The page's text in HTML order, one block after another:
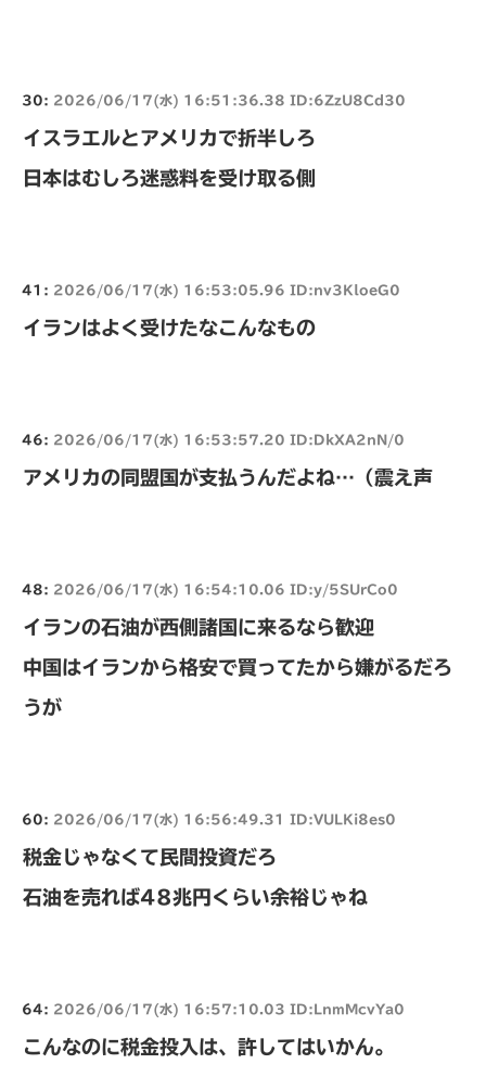
30: 2026/06/17(水) 16:51:36.38 ID:6ZzU8Cd30
イスラエルとアメリカで折半しろ
日本はむしろ迷惑料を受け取る側
41: 2026/06/17(水) 16:53:05.96 ID:nv3KloeG0
イランはよく受けたなこんなもの
46: 2026/06/17(水) 16:53:57.20 ID:DkXA2nN/0
アメリカの同盟国が支払うんだよね…（震え声
48: 2026/06/17(水) 16:54:10.06 ID:y/5SUrCo0
イランの石油が西側諸国に来るなら歓迎
中国はイランから格安で買ってたから嫌がるだろ
うが
60: 2026/06/17(水) 16:56:49.31 ID:VULKi8es0
税金じゃなくて民間投資だろ
石油を売れば48兆円くらい余裕じゃね
64: 2026/06/17(水) 16:57:10.03 ID:LnmMcvYa0
こんなのに税金投入は、許してはいかん。